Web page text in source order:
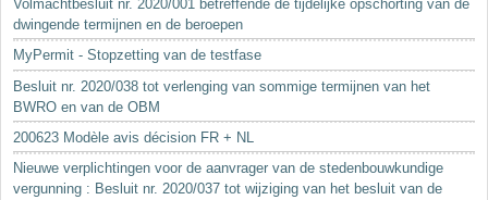
Volmachtbesluit nr. 2020/001 betreffende de tijdelijke opschorting van de
dwingende termijnen en de beroepen
MyPermit - Stopzetting van de testfase
Besluit nr. 2020/038 tot verlenging van sommige termijnen van het
BWRO en van de OBM
200623 Modèle avis décision FR + NL
Nieuwe verplichtingen voor de aanvrager van de stedenbouwkundige
vergunning : Besluit nr. 2020/037 tot wijziging van het besluit van de